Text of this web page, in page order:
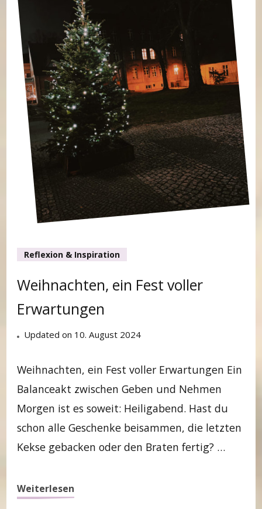
Reflexion & Inspiration
Weihnachten, ein Fest voller
Erwartungen
Updated on 10. August 2024
Weihnachten, ein Fest voller Erwartungen Ein
Balanceakt zwischen Geben und Nehmen
Morgen ist es soweit: Heiligabend. Hast du
schon alle Geschenke beisammen, die letzten
Kekse gebacken oder den Braten fertig? …
Weiterlesen